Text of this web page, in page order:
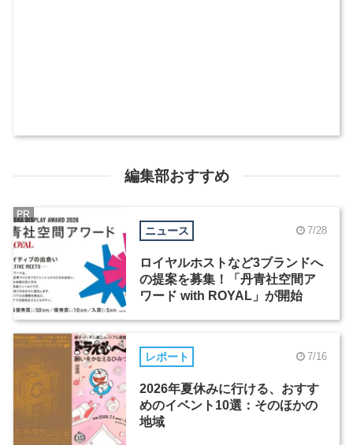
編集部おすすめ
ニュース 7/28
ロイヤルホストなど3ブランドへ
の提案を募集！「丹青社空間ア
ワード with ROYAL」が開始
PR
レポート 7/16
2026年夏休みに行ける、おすす
めのイベント10選：そのほかの
地域